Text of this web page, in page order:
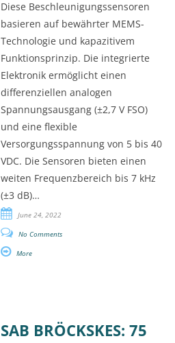
Diese Beschleunigungssensoren
basieren auf bewährter MEMS-
Technologie und kapazitivem
Funktionsprinzip. Die integrierte
Elektronik ermöglicht einen
differenziellen analogen
Spannungsausgang (±2,7 V FSO)
und eine flexible
Versorgungsspannung von 5 bis 40
VDC. Die Sensoren bieten einen
weiten Frequenzbereich bis 7 kHz
(±3 dB)…
June 24, 2022
No Comments
More
SAB BRÖCKSKES: 75